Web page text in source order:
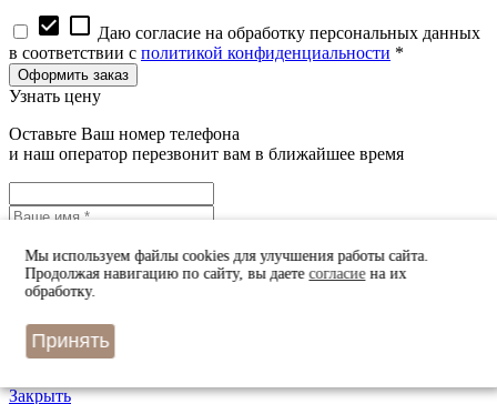
check_box check_box_outline_blank Даю согласие на обработку персональных данных
в соответствии с политикой конфиденциальности *
Узнать цену
Оставьте Ваш номер телефона
и наш оператор перезвонит вам в ближайшее время
check_boxcheck_box_outline_blankДаю согласие на обработку персональных данных
Мы используем файлы cookies для улучшения работы сайта.
Продолжая навигацию по сайту, вы даетесогласиена их
обработку.
Принять
Закрыть